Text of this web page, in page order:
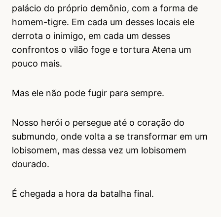
palácio do próprio demônio, com a forma de
homem-tigre. Em cada um desses locais ele
derrota o inimigo, em cada um desses
confrontos o vilão foge e tortura Atena um
pouco mais.
Mas ele não pode fugir para sempre.
Nosso herói o persegue até o coração do
submundo, onde volta a se transformar em um
lobisomem, mas dessa vez um lobisomem
dourado.
É chegada a hora da batalha final.